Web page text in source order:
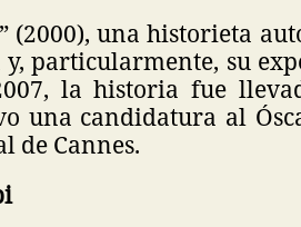
(2000), una historieta
particularmente, su
la historia fue
una candidatura al
de Cannes.